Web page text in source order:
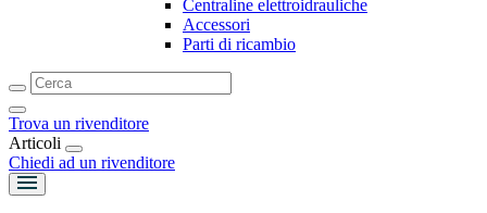
Centraline elettroidrauliche
Accessori
Parti di ricambio
Trova un rivenditore
Articoli
Chiedi ad un rivenditore